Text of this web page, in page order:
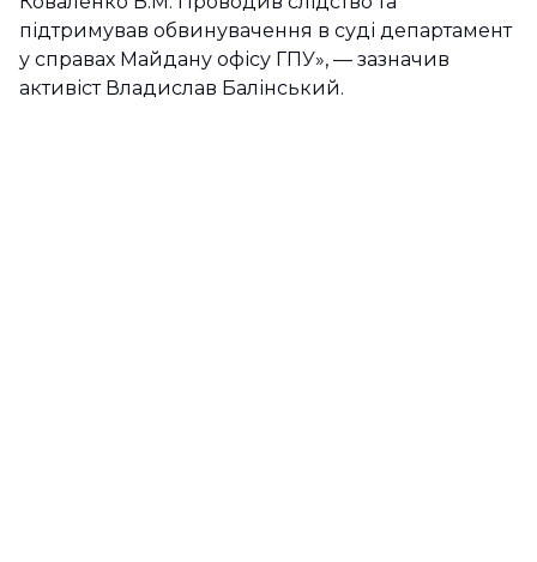
підтримував обвинувачення в суді департамент
у справах Майдану офісу ГПУ», — зазначив
активіст Владислав Балінський.